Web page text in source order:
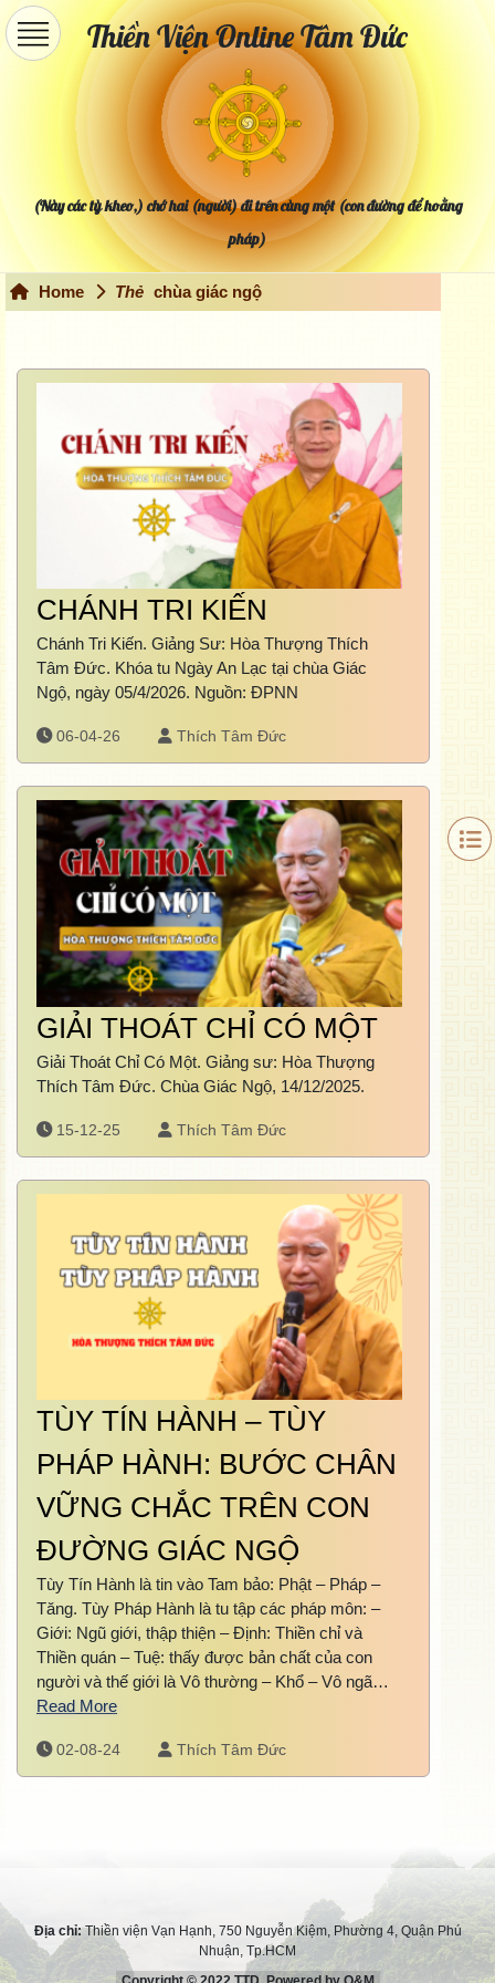
Thiền Viện Online Tâm Đức
(Này các tỳ kheo,) chớ hai (người) đi trên cùng một (con đường để hoằng
pháp)
Home Thẻ chùa giác ngộ
CHÁNH TRI KIẾN
Chánh Tri Kiến. Giảng Sư: Hòa Thượng Thích
Tâm Đức. Khóa tu Ngày An Lạc tại chùa Giác
Ngộ, ngày 05/4/2026. Nguồn: ĐPNN
06-04-26 Thích Tâm Đức
GIẢI THOÁT CHỈ CÓ MỘT
Giải Thoát Chỉ Có Một. Giảng sư: Hòa Thượng
Thích Tâm Đức. Chùa Giác Ngộ, 14/12/2025.
15-12-25 Thích Tâm Đức
TÙY TÍN HÀNH – TÙY
PHÁP HÀNH: BƯỚC CHÂN
VỮNG CHẮC TRÊN CON
ĐƯỜNG GIÁC NGỘ
Tùy Tín Hành là tin vào Tam bảo: Phật – Pháp –
Tăng. Tùy Pháp Hành là tu tập các pháp môn: –
Giới: Ngũ giới, thập thiện – Định: Thiền chỉ và
Thiền quán – Tuệ: thấy được bản chất của con
người và thế giới là Vô thường – Khổ – Vô ngã…
Read More
02-08-24 Thích Tâm Đức
Địa chỉ:Thiền viện Vạn Hạnh, 750 Nguyễn Kiệm, Phường 4, Quận Phú
Nhuận, Tp.HCM